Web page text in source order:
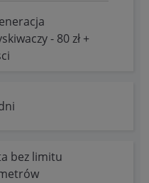
- 80 zł +
bez limitu